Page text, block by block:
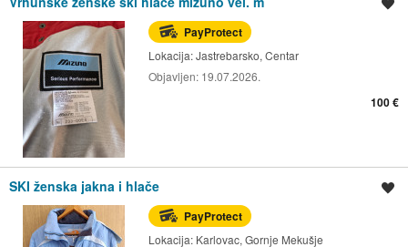
PayProtect
Lokacija:Jastrebarsko, Centar
Objavljen: 19.07.2026.
100 €
SKI ženska jakna i hlače
PayProtect
Lokacija: Karlovac, Gornje Mekušje